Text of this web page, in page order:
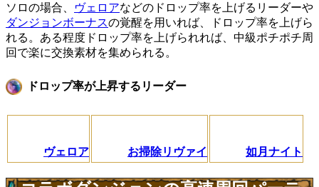
ソロの場合、 ヴェロアなどのドロップ率を上げるリーダーや
ダンジョンボーナスの覚醒を用いれば、ドロップ率を上げら
れる。ある程度ドロップ率を上げられれば、中級ポチポチ周
回で楽に交換素材を集められる。
ドロップ率が上昇するリーダー
ヴェロア お掃除リヴァイ 如月ナイト